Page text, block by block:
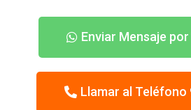
Enviar Mensaje
Llamar al Teléfono